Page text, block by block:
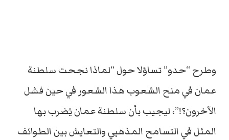
وطرح “حدو” تساؤلا حول “لماذا نجحت سلطنة
عمان في منح الشعوب هذا الشعور في حين فشل
الآخرون؟!”، ليجيب بأن سلطنة عمان يُضرب بها
المثل في التسامح المذهبي والتعايش بين الطوائف